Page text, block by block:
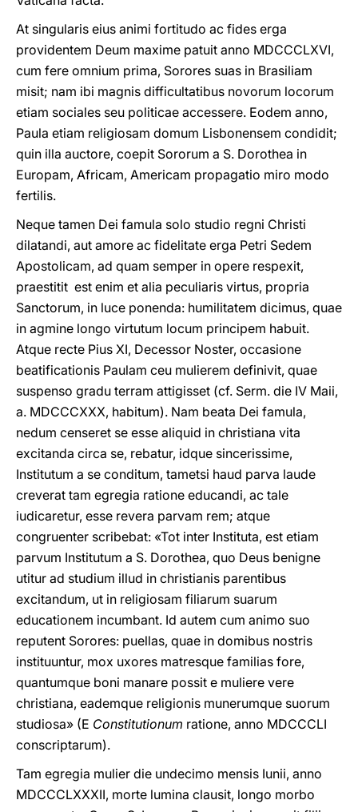
At singularis eius animi fortitudo ac fides erga
providentem Deum maxime patuit anno MDCCCLXVI,
cum fere omnium prima, Sorores suas in Brasiliam
misit; nam ibi magnis difficultatibus novorum locorum
etiam sociales seu politicae accessere. Eοdem anno,
Paula etiam religiosam domum Lisbonensem condidit;
quin illa auctore, coepit Sororum a S. Dorothea in
Europam, Africam, Americam propagatio miro modo
fertilis.
Neque tamen Dei famula solo studio regni Christi
dilatandi, aut amore ac fidelitate erga Petri Sedem
Apostolicam, ad quam semper in opere respexit,
praestitit est enim et alia peculiaris virtus, propria
Sanctorum, in luce ponenda: humilitatem dicimus, quae
in agmine longo virtutum locum principem habuit.
Atque recte Pius XI, Decessor Noster, occasione
beatificationis Paulam ceu mulierem definivit, quae
suspenso gradu terram attigisset (cf. Serm. die IV Maii,
a. MDCCCXXX, habitum). Nam beata Dei famula,
nedum censeret se esse aliquid in christiana vita
excitanda circa se, rebatur, idque sincerissime,
Institutum a se conditum, tametsi haud parva laude
creverat tam egregia ratione educandi, ac tale
iudicaretur, esse revera parvam rem; atque
congruenter scribebat: «Tot inter Instituta, est etiam
parvum Institutum a S. Dorothea, quo Deus benigne
utitur ad studium illud in christianis parentibus
excitandum, ut in religiosam filiarum suarum
educationem incumbant. Id autem cum animo suo
reputent Sorores: puellas, quae in domibus nostris
instituuntur, mox uxores matresque familias fore,
quantumque boni manare pοssit e muliere vere
christiana, eademque religionis munerumque suorum
studiosa» (E Constitutionum ratione, annο MDCCCLI
conscriptarum).
Tam egregia mulier die undecimo mensis Iunii, anno
MDCCCLXXXII, morte lumina clausit, longo morbo